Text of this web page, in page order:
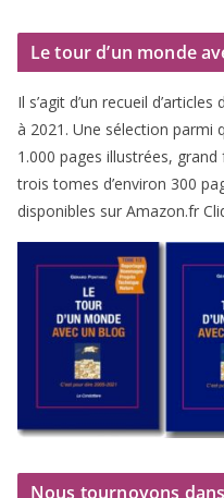
Le tour d’un monde
Il s’agit d’un recueil
à 2021 . Une sélec­tion par­mi
1 .000 pages illus­trées,
trois tomes d’environ 300
dis­po­nibles sur Amazon​.fr
Nous tournoyons